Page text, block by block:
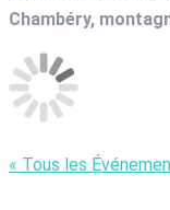
Chambéry,
« Tous les